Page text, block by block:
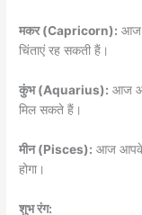
मकर (Capricorn): आज
चिंताएं रह सकती हैं।
कुंभ (Aquarius): आज
मिल सकते हैं।
मीन (Pisces): आज आपके
होगा।
शुभ रंग: